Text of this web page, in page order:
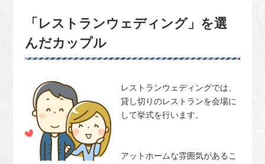
「レストランウェディング」を選
んだカップル
レストランウェディングでは、
貸し切りのレストランを会場に
して挙式を行います。
アットホームな雰囲気があるこ